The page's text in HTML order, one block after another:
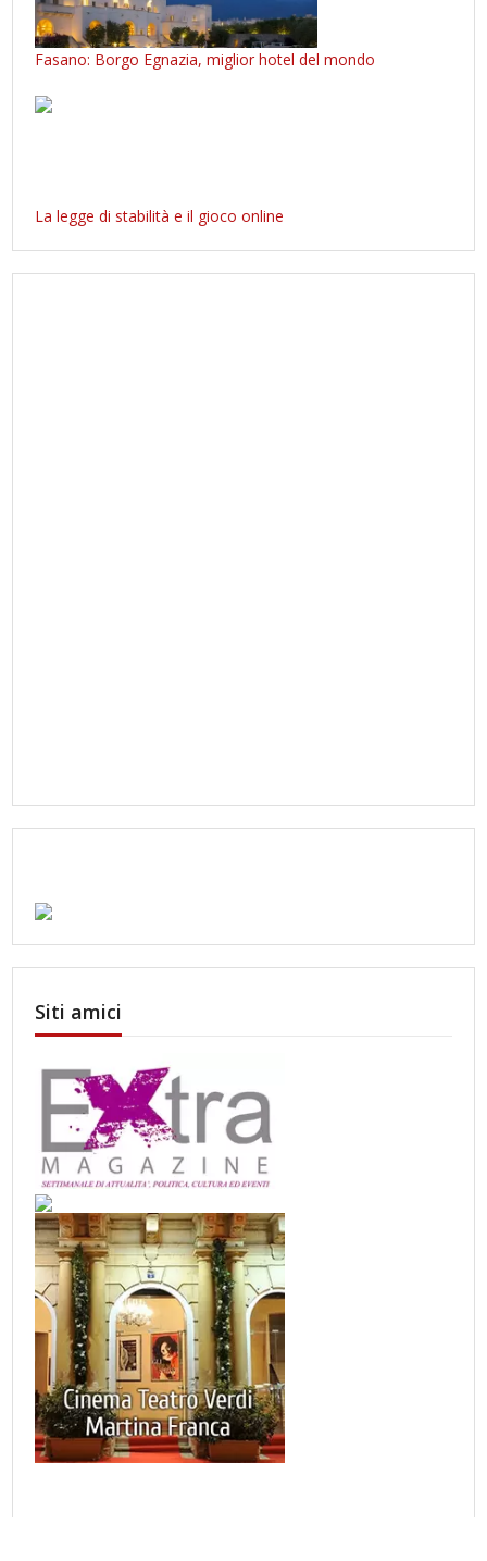
Fasano: Borgo Egnazia, miglior hotel del mondo
La legge di stabilità e il gioco online
Siti amici